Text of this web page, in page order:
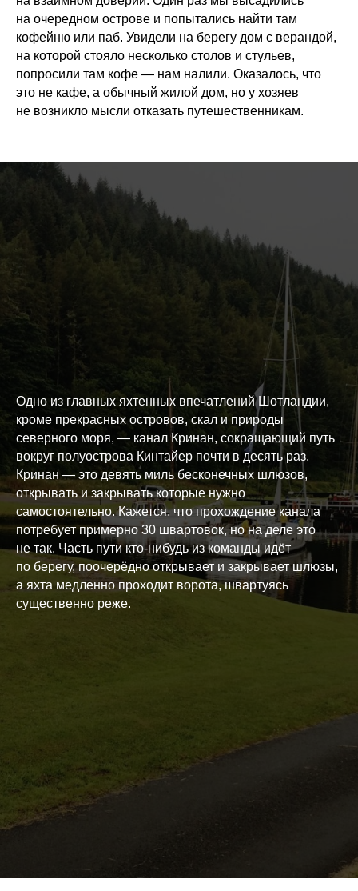
на очередном острове и попытались найти там
кофейню или паб. Увидели на берегу дом с верандой,
на которой стояло несколько столов и стульев,
попросили там кофе — нам налили. Оказалось, что
это не кафе, а обычный жилой дом, но у хозяев
не возникло мысли отказать путешественникам.
Одно из главных яхтенных впечатлений Шотландии,
кроме прекрасных островов, скал и природы
северного моря, — канал Кринан, сокращающий путь
вокруг полуострова Кинтайер почти в десять раз.
Кринан — это девять миль бесконечных шлюзов,
открывать и закрывать которые нужно
самостоятельно. Кажется, что прохождение канала
потребует примерно 30 швартовок, но на деле это
не так. Часть пути кто-нибудь из команды идёт
по берегу, поочерёдно открывает и закрывает шлюзы,
а яхта медленно проходит ворота, швартуясь
существенно реже.